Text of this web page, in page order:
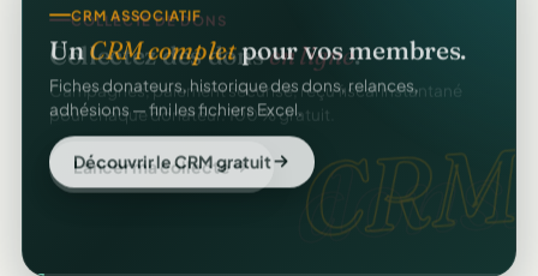
CRM.
CRM ASSOCIATIF
UnCRM completpour vos membres.
Fiches donateurs, historique des dons, relances,
adhésions — fini les fichiers Excel.
Découvrir le CRM gratuit